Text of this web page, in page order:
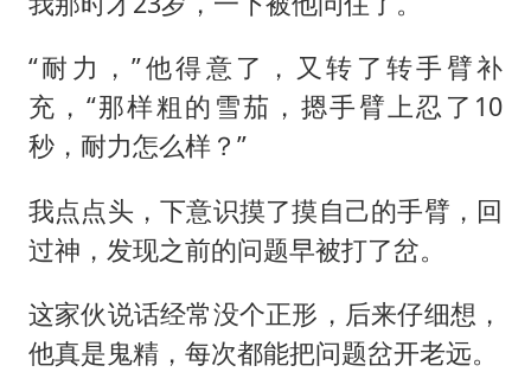
“耐力，”他得意了，又转了转手臂补
充，“那样粗的雪茄，摁手臂上忍了10
秒，耐力怎么样？”
我点点头，下意识摸了摸自己的手臂，回
过神，发现之前的问题早被打了岔。
这家伙说话经常没个正形，后来仔细想，
他真是鬼精，每次都能把问题岔开老远。